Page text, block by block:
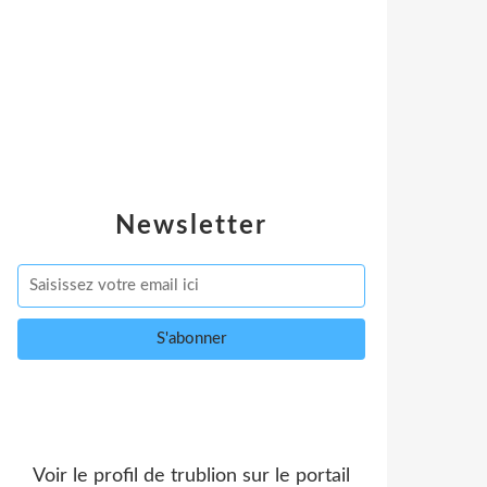
Newsletter
Voir le profil de trublion sur le portail